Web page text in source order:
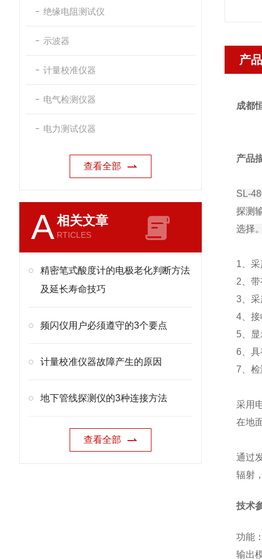
绝缘电阻测试仪
示波器
计量校准仪器
电气检测仪器
电力测试仪器
查看全部
A相关文章
RTICLES
精密笔式酸度计的电极老化判断方法
及延长寿命技巧
频闪仪用户必须遵守的3个要点
计量校准仪器故障产生的原因
地下管线探测仪的3种连接方法
查看全部
产
成都
产品
SL-
探测
选择
1、
2、
3、
4、
5、
6、
7、
采用
在地
通过
辐射
技术
功能
输出